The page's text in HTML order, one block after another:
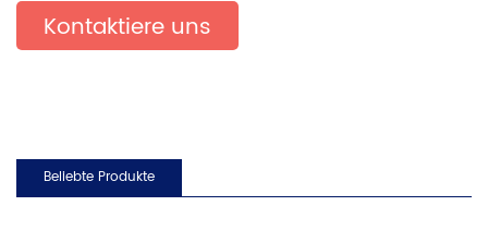
Kontaktiere uns
Beliebte Produkte